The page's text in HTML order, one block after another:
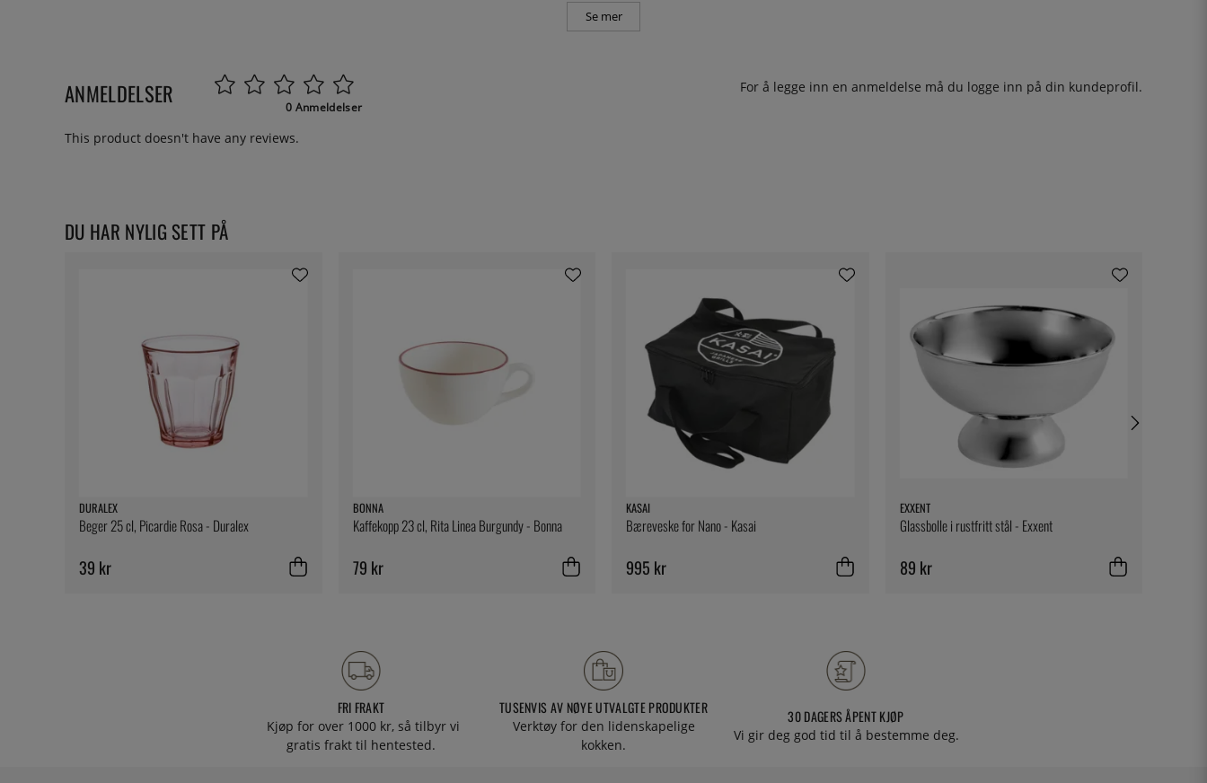
Se mer
ANMELDELSER 0 Anmeldelser
For å legge inn en anmeldelse må du logge inn på din kundeprofil.
This product doesn't have any reviews.
DU HAR NYLIG SETT PÅ
DURALEX
Beger 25 cl, Picardie Rosa - Duralex
39 kr
BONNA
Kaffekopp 23 cl, Rita Linea Burgundy - Bonna
79 kr
KASAI
Bæreveske for Nano - Kasai
995 kr
EXXENT
Glassbolle i rustfritt stål - Exxent
89 kr
FRI FRAKT
Kjøp for over 1000 kr, så tilbyr vi
gratis frakt til hentested.
TUSENVIS AV NØYE UTVALGTE PRODUKTER
Verktøy for den lidenskapelige
kokken.
30 DAGERS ÅPENT KJØP
Vi gir deg god tid til å bestemme deg.